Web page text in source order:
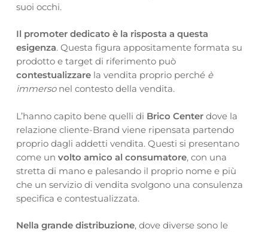
suoi occhi.
Il promoter dedicato è la risposta a questa
esigenza. Questa figura appositamente formata su
prodotto e target di riferimento può
contestualizzarela vendita proprio perché è
immersonel contesto della vendita.
L’hanno capito bene quelli di Brico Centerdove la
relazione cliente-Brand viene ripensata partendo
proprio dagli addetti vendita. Questi si presentano
come un volto amico al consumatore, con una
stretta di mano e palesando il proprio nome e più
che un servizio di vendita svolgono una consulenza
specifica e contestualizzata.
Nella grande distribuzione, dove diverse sono le